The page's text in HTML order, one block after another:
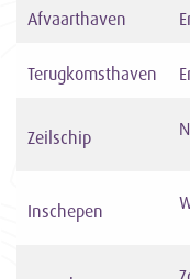
Afvaarthaven
Terugkomsthaven
Zeilschip
Inschepen